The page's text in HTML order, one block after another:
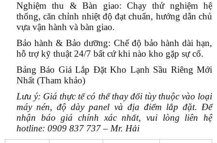
Nghiệm thu & Bàn giao: Chạy thử nghiệm hệ
thống, căn chỉnh nhiệt độ đạt chuẩn, hướng dẫn chủ
vựa vận hành và bàn giao.
Bảo hành & Bảo dưỡng: Chế độ bảo hành dài hạn,
hỗ trợ kỹ thuật 24/7 bất cứ khi nào kho gặp sự cố.
Bảng Báo Giá Lắp Đặt Kho Lạnh Sầu Riêng Mới
Nhất (Tham khảo)
Lưu ý: Giá thực tế có thể thay đổi tùy thuộc vào loại
máy nén, độ dày panel và địa điểm lắp đặt. Để
nhận báo giá chính xác nhất, vui lòng liên hệ
hotline: 0909 837 737 – Mr. Hải